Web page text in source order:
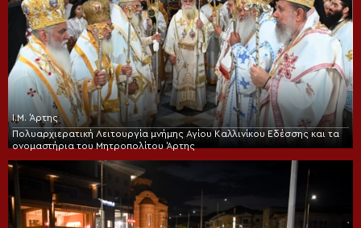
Ι.Μ. Άρτης
Πολυαρχιερατική Λειτουργία μνήμης Αγίου Καλλινίκου Εδέσσης και τα
ονομαστήρια του Μητροπολίτου Άρτης